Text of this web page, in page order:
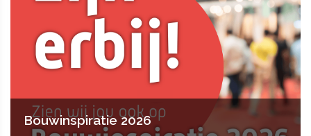
Bouwinspiratie 2026